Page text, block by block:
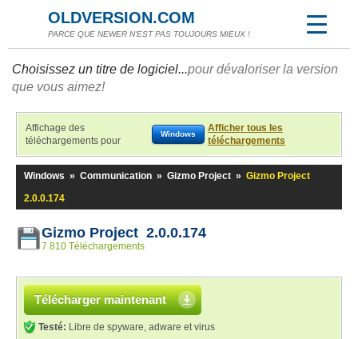
OLDVERSION.COM
PARCE QUE NEWER N'EST PAS TOUJOURS MIEUX !
Choisissez un titre de logiciel...pour dévaloriser la version
que vous aimez!
Affichage des
téléchargements pour
Windows
Afficher tous les
téléchargements
Windows » Communication » Gizmo Project » Gizmo Project
2.0.0.174
Gizmo Project 2.0.0.174
7 810 Téléchargements
Télécharger maintenant
Testé: Libre de spyware, adware et virus